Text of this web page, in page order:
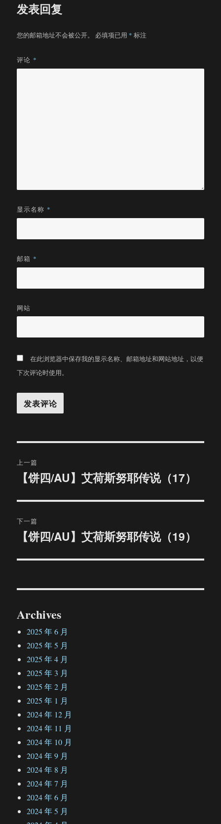
发表回复
您的邮箱地址不会被公开。 必填项已用 * 标注
评论 *
显示名称 *
邮箱 *
网站
在此浏览器中保存我的显示名称、邮箱地址和网站地址，以便
下次评论时使用。
章
航
上一篇
文
章：
【饼四/AU】艾荷斯努耶传说（17）
下一篇
文
【饼四/AU】艾荷斯努耶传说（19）
Archives
2025 年 6 月
2025 年 5 月
2025 年 4 月
2025 年 3 月
2025 年 2 月
2025 年 1 月
2024 年 12 月
2024 年 11 月
2024 年 10 月
2024 年 9 月
2024 年 8 月
2024 年 7 月
2024 年 6 月
2024 年 5 月